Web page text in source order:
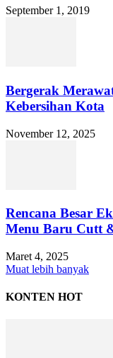
September 1, 2019
Bergerak
Kebersihan Kota
November 12, 2025
Rencana Besar
Menu Baru Cutt
Maret 4, 2025
Muat lebih banyak
KONTEN HOT